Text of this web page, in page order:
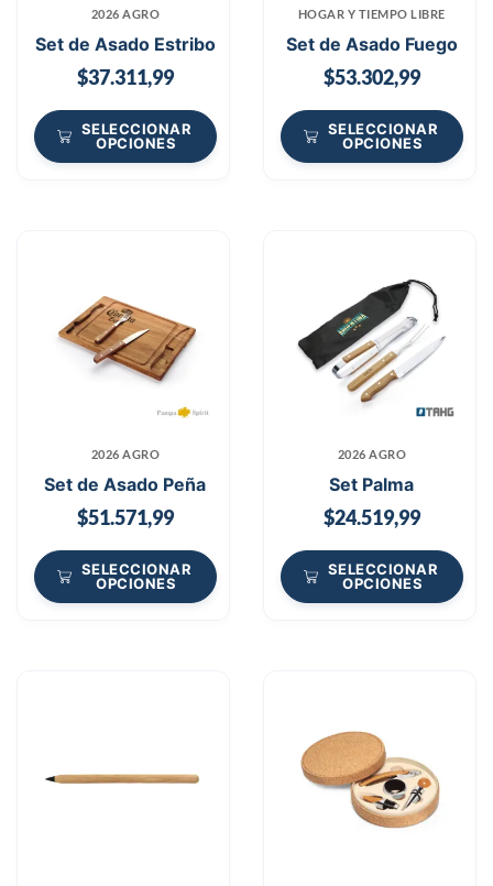
2026 AGRO
Set de Asado Estribo
$37.311,99
SELECCIONAR
OPCIONES
HOGAR Y TIEMPO LIBRE
Set de Asado Fuego
$53.302,99
SELECCIONAR
OPCIONES
2026 AGRO
Set de Asado Peña
$51.571,99
SELECCIONAR
OPCIONES
2026 AGRO
Set Palma
$24.519,99
SELECCIONAR
OPCIONES